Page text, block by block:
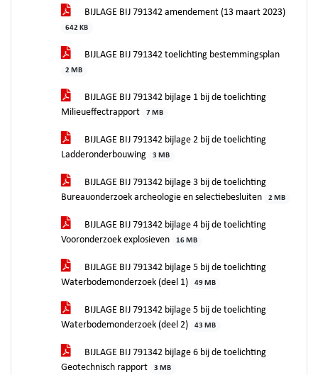
BIJLAGE BIJ 791342 amendement (13 maart 2023)
642 KB
BIJLAGE BIJ 791342 toelichting bestemmingsplan
2 MB
BIJLAGE BIJ 791342 bijlage 1 bij de toelichting
Milieueffectrapport
7 MB
BIJLAGE BIJ 791342 bijlage 2 bij de toelichting
Ladderonderbouwing
3 MB
BIJLAGE BIJ 791342 bijlage 3 bij de toelichting
Bureauonderzoek archeologie en selectiebesluiten
2 MB
BIJLAGE BIJ 791342 bijlage 4 bij de toelichting
Vooronderzoek explosieven
16 MB
BIJLAGE BIJ 791342 bijlage 5 bij de toelichting
Waterbodemonderzoek (deel 1)
49 MB
BIJLAGE BIJ 791342 bijlage 5 bij de toelichting
Waterbodemonderzoek (deel 2)
43 MB
BIJLAGE BIJ 791342 bijlage 6 bij de toelichting
Geotechnisch rapport
3 MB